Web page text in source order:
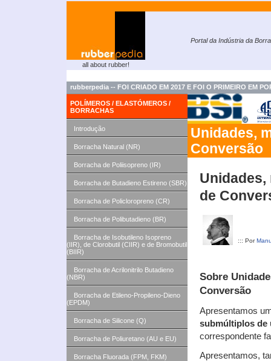
Portal da Indústria da
all about rubber!
rubberpedia -- FOI CRIADO EM 2017 E FOI O PRIMEIRO EM
POLÍMEROS / ELASTÓMEROS /
BORRACHAS
Introdução
Borracha Natural (NR)
Borracha de Poliisopreno (IR)
Borracha de Butadieno Estireno (SBR)
Borracha de Policloropreno (CR)
Borracha de Polibutadieno (BR)
Borracha de Isobutileno Isopreno
(IIR), de Clorobutil (CIIR) e de Bromobutil
(BIIR)
Borracha de Acrilonitrilo Butadieno
(NBR)
Borracha de Etileno-Propileno-Dieno
(EPDM)
Borracha de Silicone (Q)
Borracha de Poliuretano (AU e EU)
Borracha Fluorada (FPM, FKM)
Unidades,
Conversão
de
::: Por
Sobre
Conversão
Apresentamos
submúltiplos de
correspondente
Apresentamos,